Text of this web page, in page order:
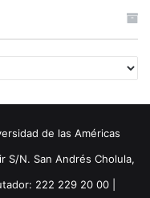
de las Américas
S/N. San Andrés Cholula,
222 229 20 00 |